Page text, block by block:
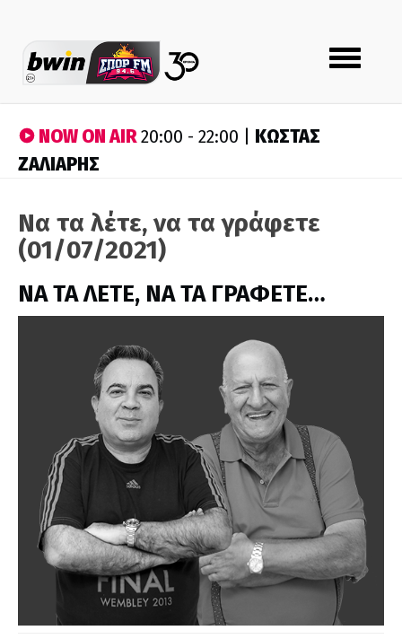
Toggle
navigation
NOW ON AIR20:00 - 22:00 | ΚΩΣΤΑΣ
ΖΑΛΙΑΡΗΣ
Να τα λέτε, να τα γράφετε
(01/07/2021)
ΝΑ ΤΑ ΛΕΤΕ, ΝΑ ΤΑ ΓΡΑΦΕΤΕ…